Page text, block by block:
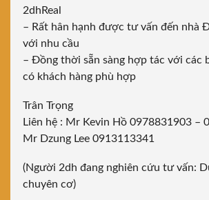
2dhReal
– Rất hân hạnh được tư vấn đến nhà
với nhu cầu
– Đồng thời sẵn sàng hợp tác với các
có khách hàng phù hợp
Trân Trọng
Liên hệ : Mr Kevin Hồ 0978831903 –
Mr Dzung Lee 0913113341
(Người 2dh đang nghiên cứu tư vấn:
chuyên cơ)